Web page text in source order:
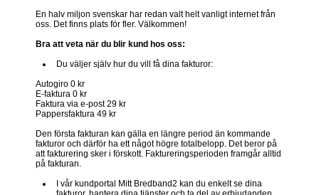
En halv miljon svenskar har redan valt helt vanligt internet från
oss. Det finns plats för fler. Välkommen!
Bra att veta när du blir kund hos oss:
Du väljer själv hur du vill få dina fakturor:
Autogiro 0 kr
E-faktura 0 kr
Faktura via e-post 29 kr
Pappersfaktura 49 kr
Den första fakturan kan gälla en längre period än kommande
fakturor och därför ha ett något högre totalbelopp. Det beror på
att fakturering sker i förskott. Faktureringsperioden framgår alltid
på fakturan.
I vår kundportal Mitt Bredband2 kan du enkelt se dina